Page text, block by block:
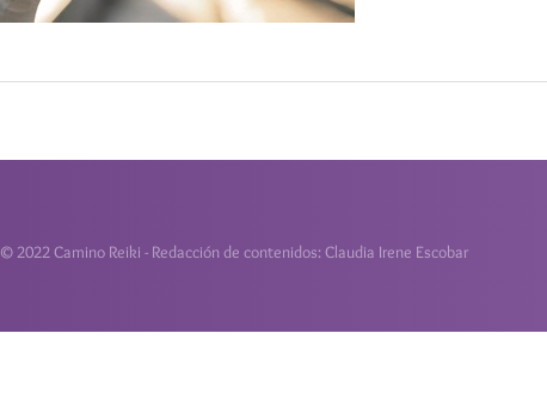
© 2022 Camino Reiki - Redacción de contenidos: Claudia Irene Escobar